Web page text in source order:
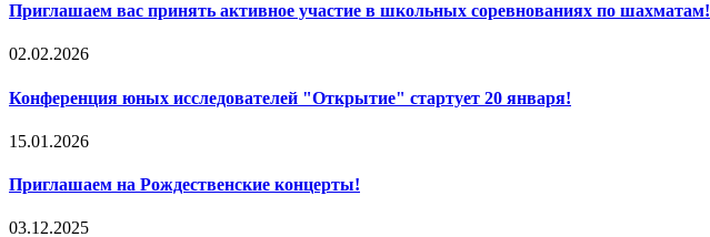
Приглашаем вас принять активное участие в школьных соревнованиях по шахматам!
02.02.2026
Конференция юных исследователей "Открытие" стартует 20 января!
15.01.2026
Приглашаем на Рождественские концерты!
03.12.2025